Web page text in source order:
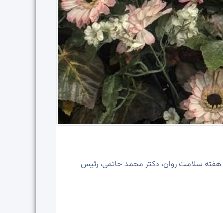
هفته سلامت روان، دکتر محمد حاتمی، رئیس